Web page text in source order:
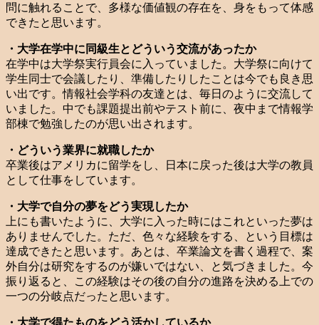
問に触れることで、多様な価値観の存在を、身をもって体感
できたと思います。
・大学在学中に同級生とどういう交流があったか
在学中は大学祭実行員会に入っていました。大学祭に向けて
学生同士で会議したり、準備したりしたことは今でも良き思
い出です。情報社会学科の友達とは、毎日のように交流して
いました。中でも課題提出前やテスト前に、夜中まで情報学
部棟で勉強したのが思い出されます。
・どういう業界に就職したか
卒業後はアメリカに留学をし、日本に戻った後は大学の教員
として仕事をしています。
・大学で自分の夢をどう実現したか
上にも書いたように、大学に入った時にはこれといった夢は
ありませんでした。ただ、色々な経験をする、という目標は
達成できたと思います。あとは、卒業論文を書く過程で、案
外自分は研究をするのが嫌いではない、と気づきました。今
振り返ると、この経験はその後の自分の進路を決める上での
一つの分岐点だったと思います。
・大学で得たものをどう活かしているか